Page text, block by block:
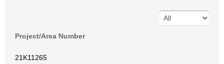
Project/Area Number
21K11265